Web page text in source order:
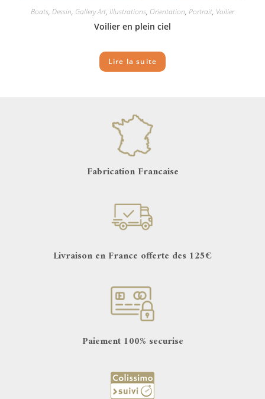
Boats, Dessin, Gallery Art, Illustrations, Orientation, Portrait, Voilier
Voilier en plein ciel
Lire la suite
Fabrication Francaise
Livraison en France offerte des 125€
Paiement 100% securise